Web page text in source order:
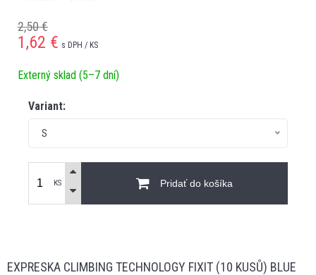
2,50 €
1,62 € s DPH / KS
Externý sklad (5–7 dní)
Variant:
S
KS Pridať do košíka
EXPRESKA CLIMBING TECHNOLOGY FIXIT (10 KUSŮ) BLUE